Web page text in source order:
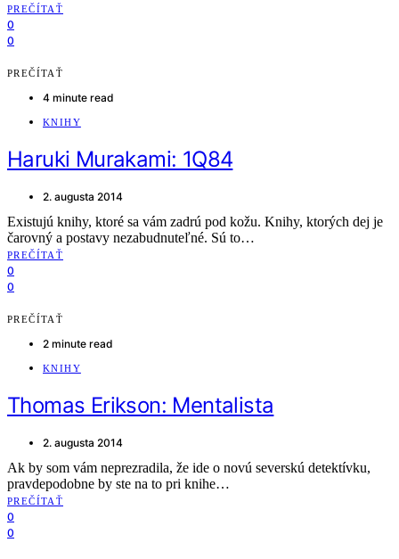
PREČÍTAŤ
0
0
PREČÍTAŤ
4 minute read
KNIHY
Haruki Murakami: 1Q84
2. augusta 2014
Existujú knihy, ktoré sa vám zadrú pod kožu. Knihy, ktorých dej je
čarovný a postavy nezabudnuteľné. Sú to…
PREČÍTAŤ
0
0
PREČÍTAŤ
2 minute read
KNIHY
Thomas Erikson: Mentalista
2. augusta 2014
Ak by som vám neprezradila, že ide o novú severskú detektívku,
pravdepodobne by ste na to pri knihe…
PREČÍTAŤ
0
0